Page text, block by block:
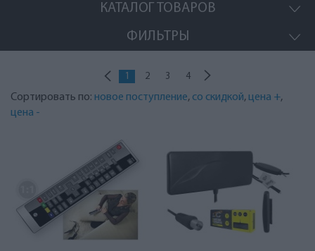
КАТАЛОГ ТОВАРОВ
ФИЛЬТРЫ
1 2 3 4
Сортировать по: новое поступление, со скидкой, цена +,
цена -